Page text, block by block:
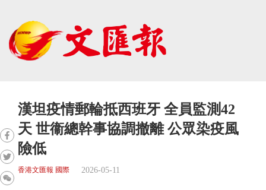
漢坦疫情郵輪抵西班牙 全員監測42
天 世衞總幹事協調撤離 公眾染疫風
險低
香港文匯報 國際 2026-05-11